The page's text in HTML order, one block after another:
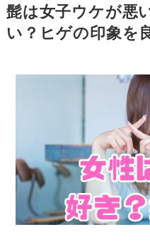
髭は女子ウケが悪
い？ヒゲの印象を